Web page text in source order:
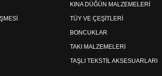
KINA DÜĞÜN MALZEMELERİ
TÜY VE ÇEŞİTLERİ
BONCUKLAR
TAKI MALZEMELERİ
TAŞLI TEKSTİL AKSESUARLARI